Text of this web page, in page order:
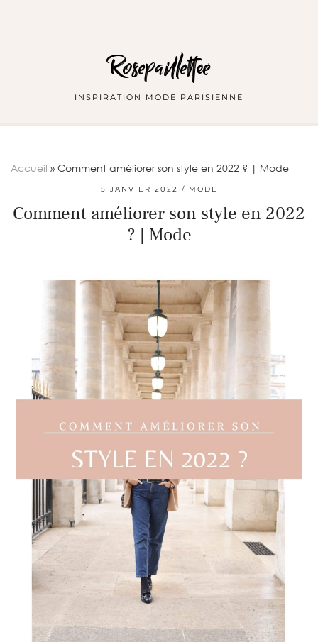
Rosepaillettee
INSPIRATION MODE PARISIENNE
Accueil » Comment améliorer son style en 2022 ? | Mode
5 JANVIER 2022 MODE
Comment améliorer son style en 2022
? | Mode